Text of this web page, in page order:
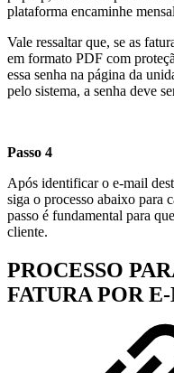
plataforma encaminhe
Vale ressaltar que, se as
em formato PDF com
essa senha na página da
pelo sistema, a senha deve
Passo 4
Após identificar o e-mail
siga o processo abaixo para
passo é fundamental para
cliente.
PROCESSO
FATURA POR